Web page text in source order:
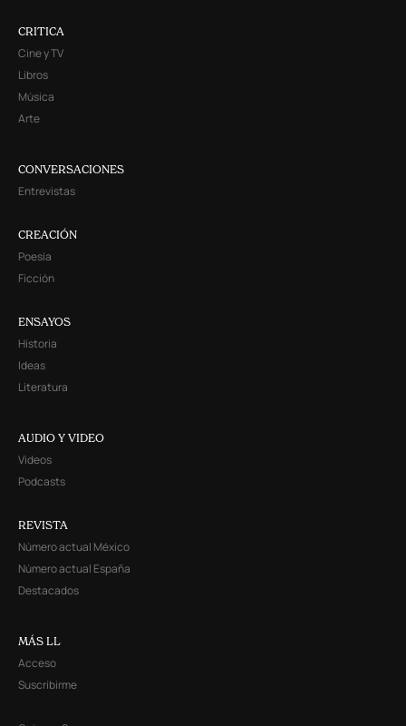
CRITICA
Cine y TV
Libros
Música
Arte
CONVERSACIONES
Entrevistas
CREACIÓN
Poesía
Ficción
ENSAYOS
Historia
Ideas
Literatura
AUDIO Y VIDEO
Videos
Podcasts
REVISTA
Número actual México
Número actual España
Destacados
MÁS LL
Acceso
Suscribirme